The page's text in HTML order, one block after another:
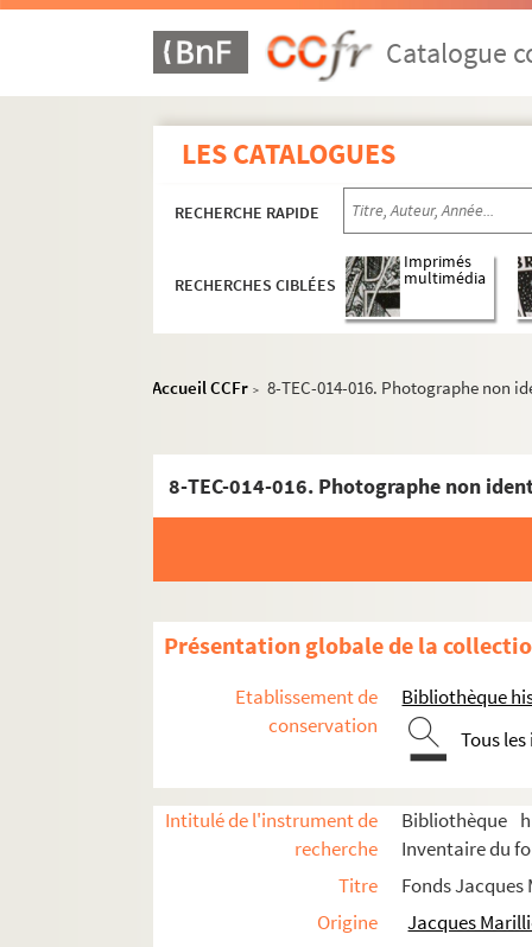
Catalogue
LES CATALOGUES
RECHERCHE RAPIDE
RECHERCHES CIBLÉES
Imprimés
multimédia
Accueil CCFr > 8-TEC-014-016. Photographe non
8-TEC-014-016. Photographe non
Présentation globale de la
Etablissement de
conservation
Bibliothèque
Tous
Intitulé de l'instrument de
recherche
Bibliothèque
Inventaire du
Titre
Fonds
Origine
Jacques
Scénographies pour le théâtre et l'opéra
Années 1947-1959
Années 1970-1979
Productions non identifiées
Les amants turcs
L'archipel Lenoir
Le barbier de Séville (Cochet)